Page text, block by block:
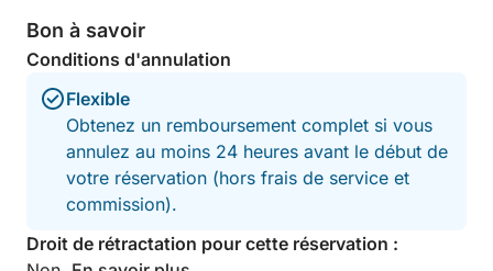
environ 45-55 minutes de là. La consommation de
carburant pour les îles est faible grâce au moteur
Evinrude G2 de dernière génération (2018).
Notre priorité ? Votre sécurité et votre plaisir.Je recommande
Bon à savoir
Conditions d'annulation
Flexible
Obtenez un remboursement complet si vous
annulez au moins 24 heures avant le début de
votre réservation (hors frais de service et
commission).
Droit de rétractation pour cette réservation :